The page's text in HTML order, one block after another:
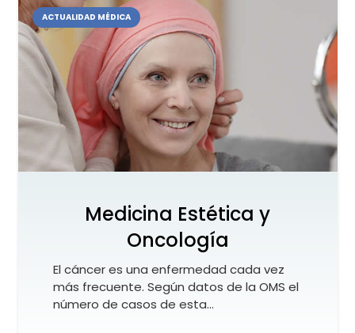
ACTUALIDAD MÉDICA
Medicina Estética y
Oncología
El cáncer es una enfermedad cada vez
más frecuente. Según datos de la OMS el
número de casos de esta…